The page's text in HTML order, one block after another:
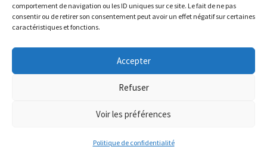
comportement de navigation ou les ID uniques sur ce site. Le fait de ne pas
consentir ou de retirer son consentement peut avoir un effet négatif sur certaines
caractéristiques et fonctions.
Accepter
Refuser
Voir les préférences
Politique de confidentialité
Politique de confidentialité